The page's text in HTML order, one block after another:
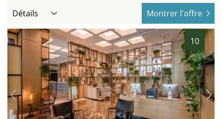
Détails Montrer l'offre
10